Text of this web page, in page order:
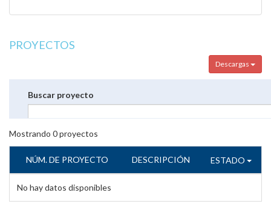
PROYECTOS
Descargas
Buscar proyecto
Mostrando 0proyectos
NÚM. DE PROYECTO DESCRIPCIÓN ESTADO
No hay datos disponibles